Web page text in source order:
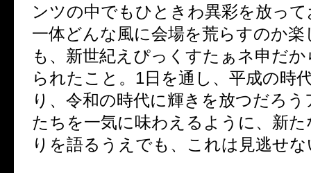
ンツの中でもひときわ異彩を放っ
一体どんな風に会場を荒らすのか
も、新世紀えぴっくすたぁネ申だ
られたこと。 1日を通し、平成の時
り、令和の時代に輝きを放つだろ
たちを一気に味わえるように、新た
りを語るうえでも、これは見逃せな